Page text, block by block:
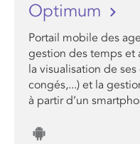
Optimum
Portail mobile des
gestion des temps et
la visualisation de
congés,...) et la
à partir d’un